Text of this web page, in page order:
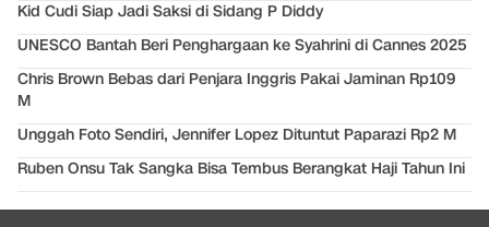
Kid Cudi Siap Jadi Saksi di Sidang P Diddy
UNESCO Bantah Beri Penghargaan ke Syahrini di Cannes 2025
Chris Brown Bebas dari Penjara Inggris Pakai Jaminan Rp109
M
Unggah Foto Sendiri, Jennifer Lopez Dituntut Paparazi Rp2 M
Ruben Onsu Tak Sangka Bisa Tembus Berangkat Haji Tahun Ini